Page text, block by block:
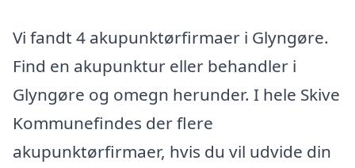
Vi fandt 4 akupunktørfirmaer i Glyngøre.
Find en akupunktur eller behandler i
Glyngøre og omegn herunder. I hele Skive
Kommunefindes der flere
akupunktørfirmaer, hvis du vil udvide din